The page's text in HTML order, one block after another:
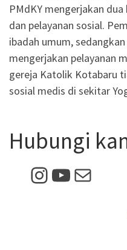
PMdKY mengerjakan
dan pelayanan sosial.
ibadah umum,
mengerjakan pelayanan
gereja Katolik Kotabaru
sosial medis di sekitar
Hubungi
Instagram
YouTube
Mail